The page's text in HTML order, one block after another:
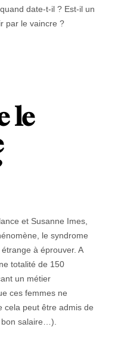
date-t-il ? Est-il un
par le vaincre ?
le
et Susanne Imes,
le syndrome
à éprouver. A
totalité de 150
un métier
ces femmes ne
cela peut être admis de
salaire…).